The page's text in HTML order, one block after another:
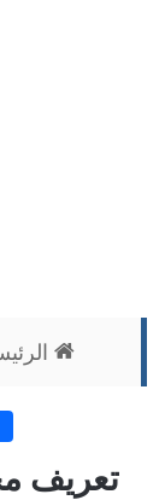
تعريف